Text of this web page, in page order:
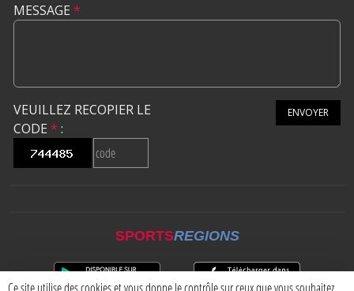
MESSAGE *
VEUILLEZ RECOPIER LE
CODE * :
ENVOYER
SPORTSREGIONS
Ce site utilise des cookies et vous donne le contrôle sur ceux que vous souhaitez